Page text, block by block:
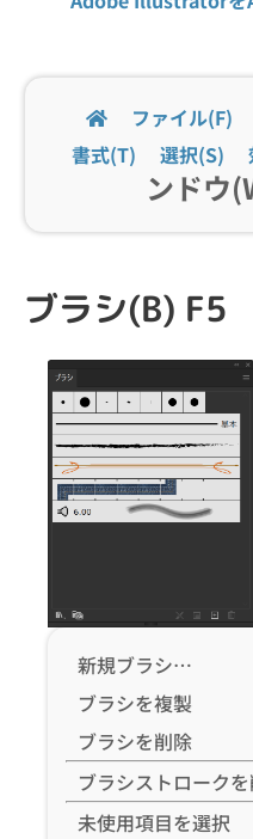
ファイル(F)
書式(T)
選択(S)
ンドウ
ブラシ(B) F5
新規ブラシ…
ブラシを複製
ブラシを削除
ブラシストローク
未使用項目を選択